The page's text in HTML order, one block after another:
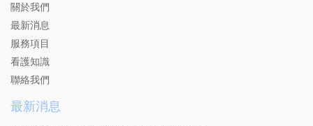
關於我們
最新消息
服務項目
看護知識
聯絡我們
最新消息